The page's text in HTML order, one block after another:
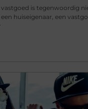
vastgoed is tegenwoordig
huiseigenaar, een